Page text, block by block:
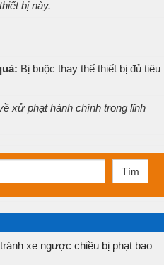
bị này.
Bị buộc thay thế thiết bị đủ tiêu
xử phạt hành chính trong lĩnh
Tìm
xe ngược chiều bị phạt bao